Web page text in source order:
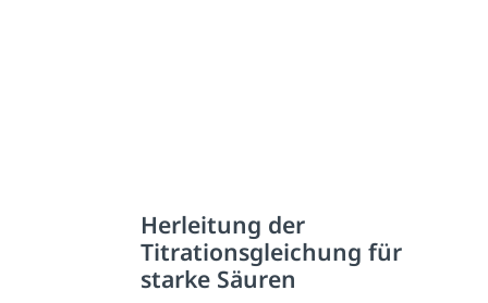
Herleitung der
Titrationsgleichung für
starke Säuren